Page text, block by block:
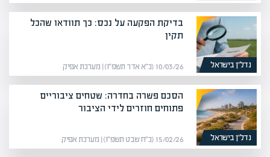
נדל”ן בישראל
בדיקת הפקעה על נכס: כך תוודאו שהכל
תקין
10/03/26 (כ״א אדר תשפ״ו) | מערכת אפיק
נדל”ן בישראל
הסכם פשרה בחדרה: שטחים ציבוריים
פתוחים חוזרים לידי הציבור
15/02/26 (כ״ח שבט תשפ״ו) | מערכת אפיק